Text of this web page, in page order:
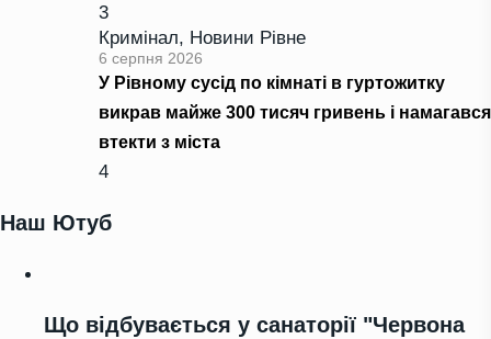
3
Кримінал, Новини Рівне
6 серпня 2026
У Рівному сусід по кімнаті в гуртожитку
викрав майже 300 тисяч гривень і намагався
втекти з міста
4
Наш Ютуб
Що відбувається у санаторії "Червона